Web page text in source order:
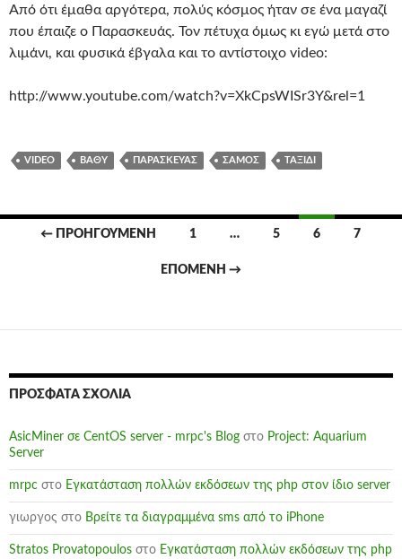
Από ότι έμαθα αργότερα, πολύς κόσμος ήταν σε ένα μαγαζί
που έπαιζε ο Παρασκευάς. Τον πέτυχα όμως κι εγώ μετά στο
λιμάνι, και φυσικά έβγαλα και το αντίστοιχο video:
http://www.youtube.com/watch?v=XkCpsWISr3Y&rel=1
VIDEO ΒΑΘΎ ΠΑΡΑΣΚΕΥΆΣ ΣΆΜΟΣ ΤΑΞΊΔΙ
Πλοήγηση
← ΠΡΟΗΓΟΎΜΕΝΗ 1 … 5 6 7
ΕΠΌΜΕΝΗ →
ΠΡΌΣΦΑΤΑ ΣΧΌΛΙΑ
AsicMiner σε CentOS server - mrpc's Blog στο Project: Aquarium
Server
mrpc στο Εγκατάσταση πολλών εκδόσεων της php στον ίδιο server
γιωργος στο Βρείτε τα διαγραμμένα sms από το iPhone
Stratos Provatopoulos στο Εγκατάσταση πολλών εκδόσεων της php